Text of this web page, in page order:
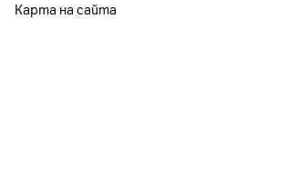
Карта на сайта